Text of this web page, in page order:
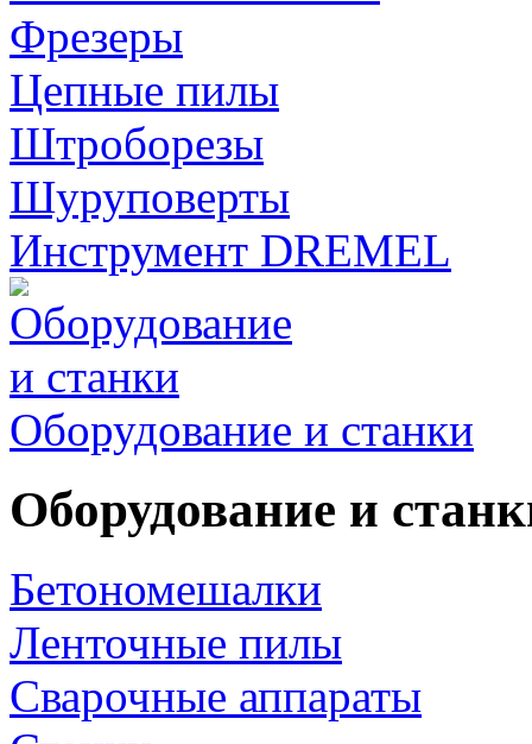
Фрезеры
Цепные пилы
Штроборезы
Шуруповерты
Инструмент DREMEL
Оборудование и станки
Оборудование и
Бетономешалки
Ленточные пилы
Сварочные аппараты